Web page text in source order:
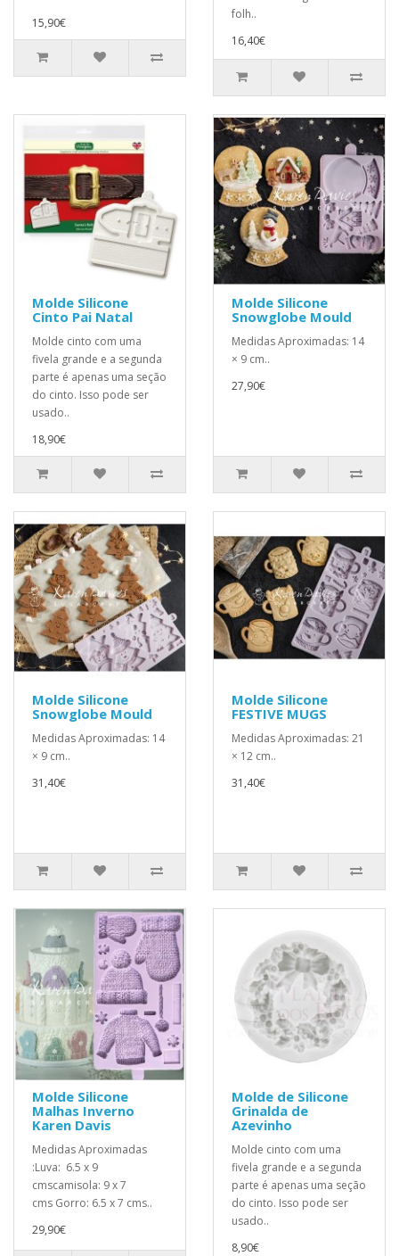
15,90€
folh..
16,40€
Molde Silicone
Cinto Pai Natal
Molde cinto com uma
fivela grande e a segunda
parte é apenas uma seção
do cinto. Isso pode ser
usado..
18,90€
Molde Silicone
Snowglobe Mould
Medidas Aproximadas: 14
× 9 cm..
27,90€
Molde Silicone
Snowglobe Mould
Medidas Aproximadas: 14
× 9 cm..
31,40€
Molde Silicone
FESTIVE MUGS
Medidas Aproximadas: 21
× 12 cm..
31,40€
Molde Silicone
Malhas Inverno
Karen Davis
Medidas Aproximadas
:Luva: 6.5 x 9
cmscamisola: 9 x 7
cms Gorro: 6.5 x 7 cms..
29,90€
Molde de Silicone
Grinalda de
Azevinho
Molde cinto com uma
fivela grande e a segunda
parte é apenas uma seção
do cinto. Isso pode ser
usado..
8,90€